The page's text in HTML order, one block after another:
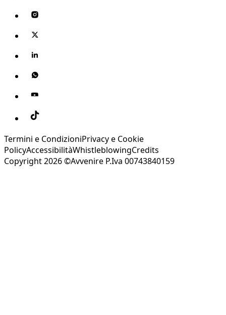
Termini e CondizioniPrivacy e Cookie
PolicyAccessibilitàWhistleblowingCredits
Copyright 2026 ©Avvenire P.Iva 00743840159